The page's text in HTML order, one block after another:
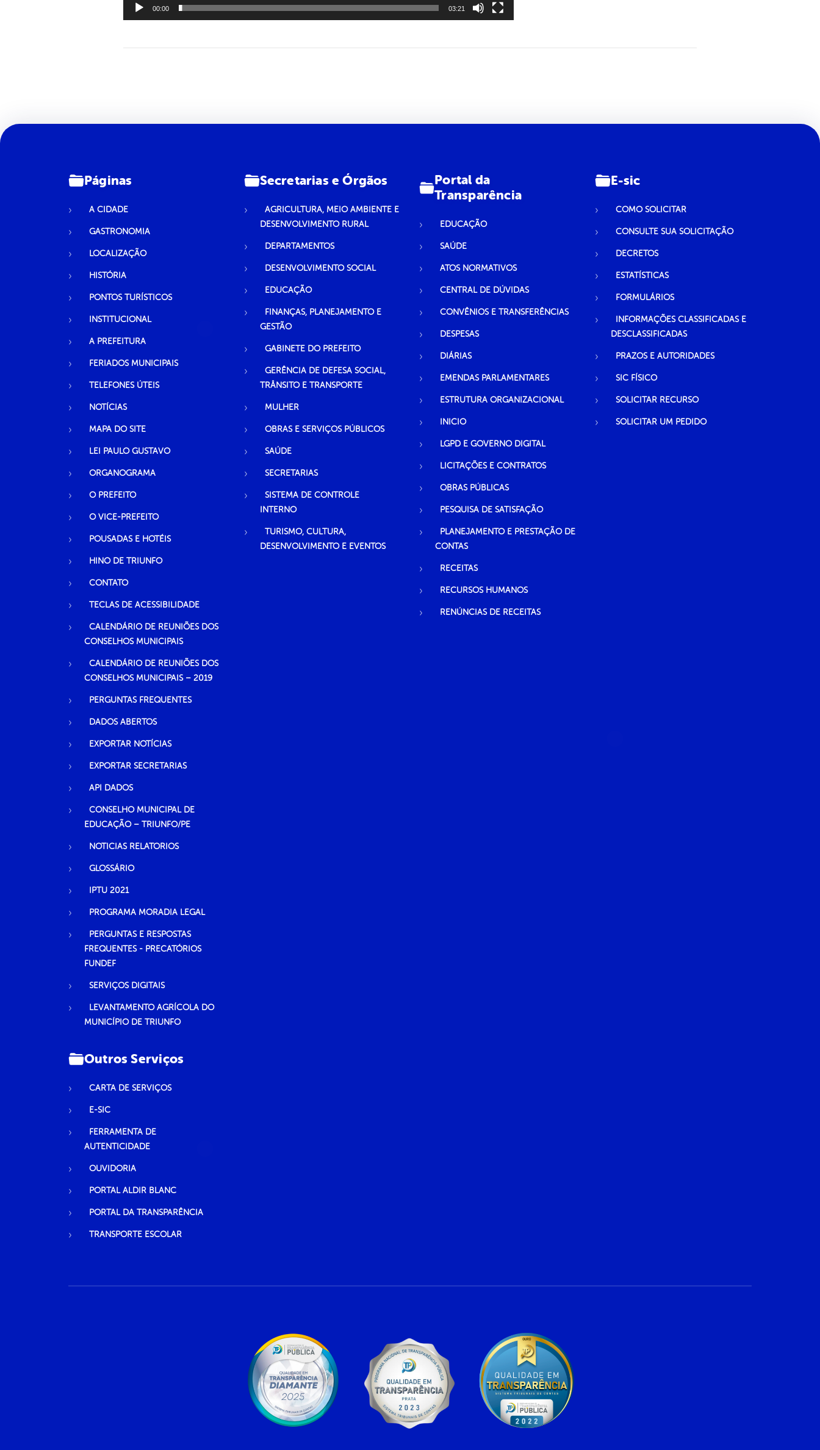
00:00 03:21
Páginas
A CIDADE
GASTRONOMIA
LOCALIZAÇÃO
HISTÓRIA
PONTOS TURÍSTICOS
INSTITUCIONAL
A PREFEITURA
FERIADOS MUNICIPAIS
TELEFONES ÚTEIS
NOTÍCIAS
MAPA DO SITE
LEI PAULO GUSTAVO
ORGANOGRAMA
O PREFEITO
O VICE-PREFEITO
POUSADAS E HOTÉIS
HINO DE TRIUNFO
CONTATO
TECLAS DE ACESSIBILIDADE
CALENDÁRIO DE REUNIÕES DOS
CONSELHOS MUNICIPAIS
CALENDÁRIO DE REUNIÕES DOS
CONSELHOS MUNICIPAIS – 2019
PERGUNTAS FREQUENTES
DADOS ABERTOS
EXPORTAR NOTÍCIAS
EXPORTAR SECRETARIAS
API DADOS
CONSELHO MUNICIPAL DE
EDUCAÇÃO – TRIUNFO/PE
NOTICIAS RELATORIOS
GLOSSÁRIO
IPTU 2021
PROGRAMA MORADIA LEGAL
PERGUNTAS E RESPOSTAS
FREQUENTES - PRECATÓRIOS
FUNDEF
SERVIÇOS DIGITAIS
LEVANTAMENTO AGRÍCOLA DO
MUNICÍPIO DE TRIUNFO
Secretarias e Órgãos
AGRICULTURA, MEIO AMBIENTE E
DESENVOLVIMENTO RURAL
DEPARTAMENTOS
DESENVOLVIMENTO SOCIAL
EDUCAÇÃO
FINANÇAS, PLANEJAMENTO E
GESTÃO
GABINETE DO PREFEITO
GERÊNCIA DE DEFESA SOCIAL,
TRÂNSITO E TRANSPORTE
MULHER
OBRAS E SERVIÇOS PÚBLICOS
SAÚDE
SECRETARIAS
SISTEMA DE CONTROLE
INTERNO
TURISMO, CULTURA,
DESENVOLVIMENTO E EVENTOS
Portal da
Transparência
EDUCAÇÃO
SAÚDE
ATOS NORMATIVOS
CENTRAL DE DÚVIDAS
CONVÊNIOS E TRANSFERÊNCIAS
DESPESAS
DIÁRIAS
EMENDAS PARLAMENTARES
ESTRUTURA ORGANIZACIONAL
INICIO
LGPD E GOVERNO DIGITAL
LICITAÇÕES E CONTRATOS
OBRAS PÚBLICAS
PESQUISA DE SATISFAÇÃO
PLANEJAMENTO E PRESTAÇÃO DE
CONTAS
RECEITAS
RECURSOS HUMANOS
RENÚNCIAS DE RECEITAS
E-sic
COMO SOLICITAR
CONSULTE SUA SOLICITAÇÃO
DECRETOS
ESTATÍSTICAS
FORMULÁRIOS
INFORMAÇÕES CLASSIFICADAS E
DESCLASSIFICADAS
PRAZOS E AUTORIDADES
SIC FÍSICO
SOLICITAR RECURSO
SOLICITAR UM PEDIDO
Outros Serviços
CARTA DE SERVIÇOS
E-SIC
FERRAMENTA DE
AUTENTICIDADE
OUVIDORIA
PORTAL ALDIR BLANC
PORTAL DA TRANSPARÊNCIA
TRANSPORTE ESCOLAR